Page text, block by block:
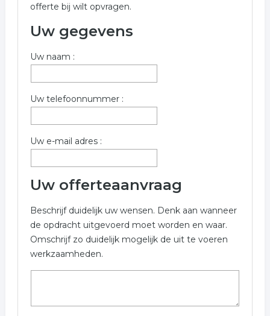
Wilt u meer weten over revisie in de regio Maarssen?
Gebruik onderstaand aanvraag formulier om contact op
te nemen met bedrijven welke overeenkomen met
revisie in Maarssen.
Trefwoorden:
revisie reviseren motor revisie
moteronderhoud
offerte bij wilt opvragen.
Uw gegevens
Uw naam :
Uw telefoonnummer :
Uw e-mail adres :
Uw offerteaanvraag
Beschrijf duidelijk uw wensen. Denk aan wanneer
de opdracht uitgevoerd moet worden en waar.
Omschrijf zo duidelijk mogelijk de uit te voeren
werkzaamheden.